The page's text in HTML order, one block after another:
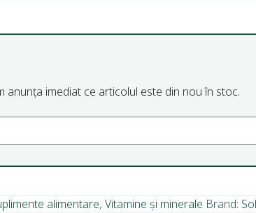
anunța imediat ce articolul este din nou în stoc.
alimentare, Vitamine și minerale Brand: